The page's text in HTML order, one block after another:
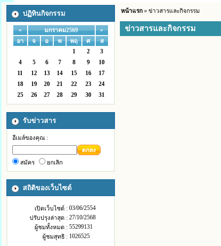
ปฏิทินกิจกรรม
« มกราคม2569
»
อา
จ อ พ พฤ ศ
ส
1
2
3
4
5 6 7 8 9
10
11
12 13 14 15 16
17
18
19 20 21 22 23
24
25
26 27 28 29 30 31
รับข่าวสาร
อีเมล์ของคุณ :
ตกลง
สมัคร
ยกเลิก
สถิติของเว็บไซต์
เปิดเว็บไซต์ : 03/06/2554
ปรับปรุงล่าสุด : 27/10/2568
ผู้ชมทั้งหมด : 55299131
ผู้ชมสุทธิ : 1026525
หน้าแรก» ข่าวสารและกิจกรรม
ข่าวสารและกิจกรรม